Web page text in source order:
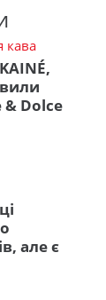
кава
& Dolce
але є